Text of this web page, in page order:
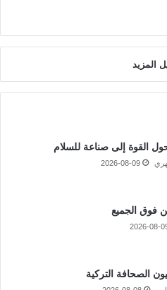
المزيد
القوة إلى صناعة للسلام
2026-08-09
فوق الجميع
2026-08-
الصحافة التركية